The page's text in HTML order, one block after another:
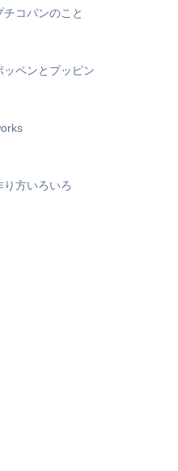
コパンのこと
ペンとプッピン
方いろいろ